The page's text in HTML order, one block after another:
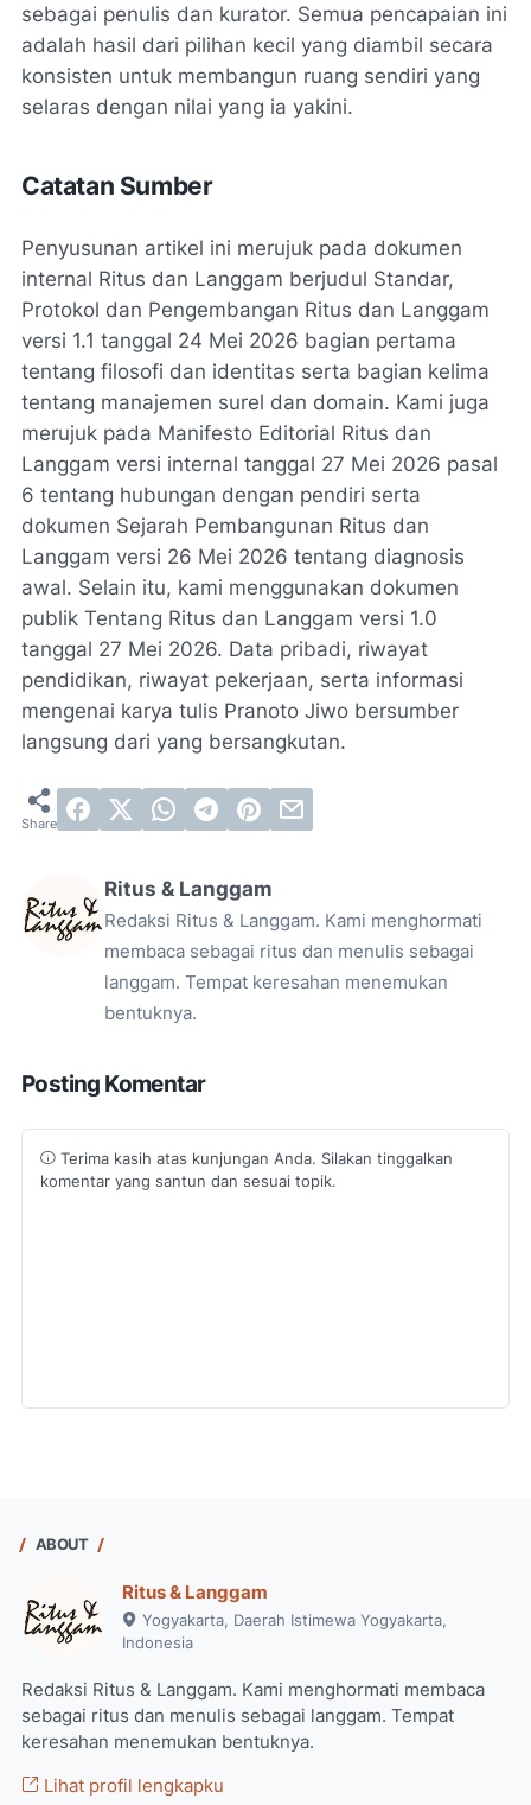
sebagai penulis dan kurator. Semua pencapaian ini
adalah hasil dari pilihan kecil yang diambil secara
konsisten untuk membangun ruang sendiri yang
selaras dengan nilai yang ia yakini.
Catatan Sumber
Penyusunan artikel ini merujuk pada dokumen
internal Ritus dan Langgam berjudul Standar,
Protokol dan Pengembangan Ritus dan Langgam
versi 1.1 tanggal 24 Mei 2026 bagian pertama
tentang filosofi dan identitas serta bagian kelima
tentang manajemen surel dan domain. Kami juga
merujuk pada Manifesto Editorial Ritus dan
Langgam versi internal tanggal 27 Mei 2026 pasal
6 tentang hubungan dengan pendiri serta
dokumen Sejarah Pembangunan Ritus dan
Langgam versi 26 Mei 2026 tentang diagnosis
awal. Selain itu, kami menggunakan dokumen
publik Tentang Ritus dan Langgam versi 1.0
tanggal 27 Mei 2026. Data pribadi, riwayat
pendidikan, riwayat pekerjaan, serta informasi
mengenai karya tulis Pranoto Jiwo bersumber
langsung dari yang bersangkutan.
Ritus & Langgam
Redaksi Ritus & Langgam. Kami menghormati
membaca sebagai ritus dan menulis sebagai
langgam. Tempat keresahan menemukan
bentuknya.
Posting Komentar
Terima kasih atas kunjungan Anda. Silakan tinggalkan
komentar yang santun dan sesuai topik.
ABOUT
Ritus & Langgam
Yogyakarta, Daerah Istimewa Yogyakarta,
Indonesia
Redaksi Ritus & Langgam. Kami menghormati membaca
sebagai ritus dan menulis sebagai langgam. Tempat
keresahan menemukan bentuknya.
Lihat profil lengkapku